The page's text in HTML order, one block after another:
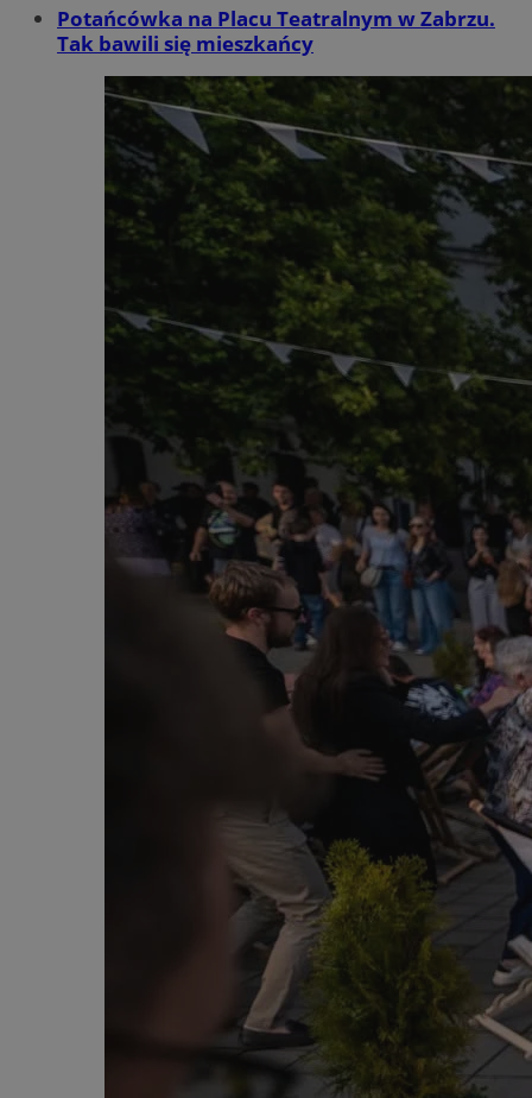
Potańcówka na Placu Teatralnym w Zabrzu.
Tak bawili się mieszkańcy